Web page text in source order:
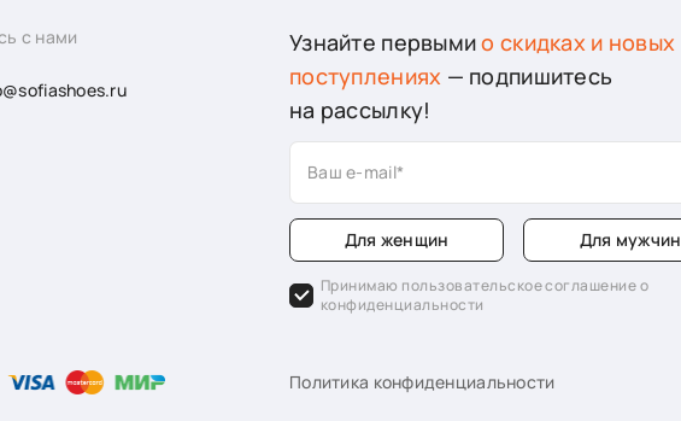
с нами Узнайте первымио скидках и новых
поступлениях — подпишитесь
на рассылку!
Ваш e-mail
Для женщин Для мужчин
Принимаю пользовательское соглашение о
конфиденциальности
Политика конфиденциальности